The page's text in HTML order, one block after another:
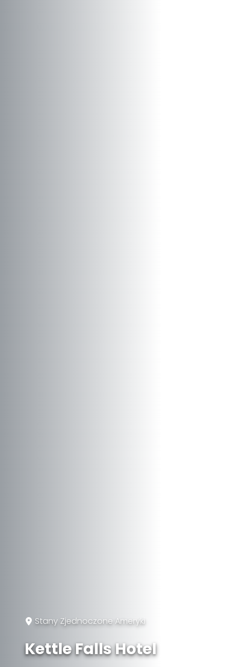
Stany Zjednoczone Ameryki
Kettle Falls Hotel